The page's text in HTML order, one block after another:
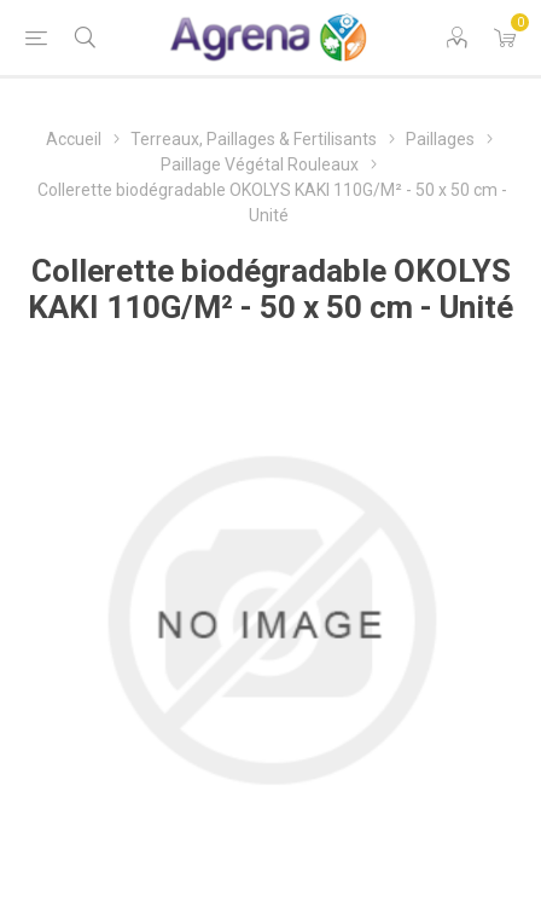
0
Accueil Terreaux, Paillages & Fertilisants
Paillages
Paillage Végétal Rouleaux
Collerette biodégradable OKOLYS KAKI 110G/M² - 50 x 50 cm -
Unité
Collerette biodégradable OKOLYS
KAKI 110G/M² - 50 x 50 cm - Unité